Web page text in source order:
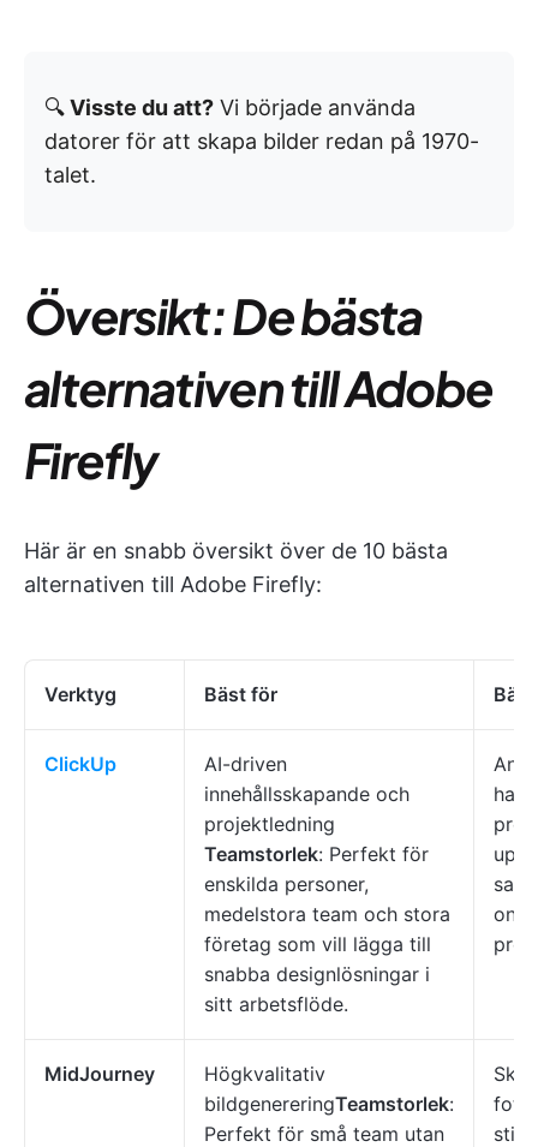
🔍Visste du att? Vi började använda
datorer för att skapa bilder redan på 1970-
talet.
Översikt: De bästa
alternativen till Adobe
Firefly
Här är en snabb översikt över de 10 bästa
alternativen till Adobe Firefly:
Verktyg Bäst för
ClickUp
AI-driven
innehållsskapande och
projektledning
Teamstorlek: Perfekt för
enskilda personer,
medelstora team och stora
företag som vill lägga till
snabba designlösningar i
sitt arbetsflöde.
MidJourney
Högkvalitativ
bildgenereringTeamstorlek:
Perfekt för små team utan